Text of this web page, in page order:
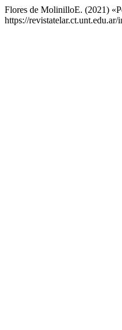
Flores de MolinilloE. (2021)
https://